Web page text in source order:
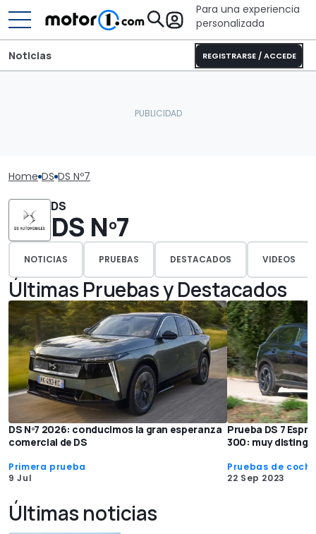
Para una experiencia
personalizada
REGISTRARSE / ACCEDE
Noticias
Home DS DS Nº7
DS
DS Nº7
NOTICIAS PRUEBAS DESTACADOS VIDEOS
Últimas Pruebas y Destacados
DS Nº7 2026: conducimos la gran esperanza
comercial de DS
Primera prueba
9 Jul
Prueba DS 7
300: muy
Pruebas de
22 Sep 2023
Últimas noticias